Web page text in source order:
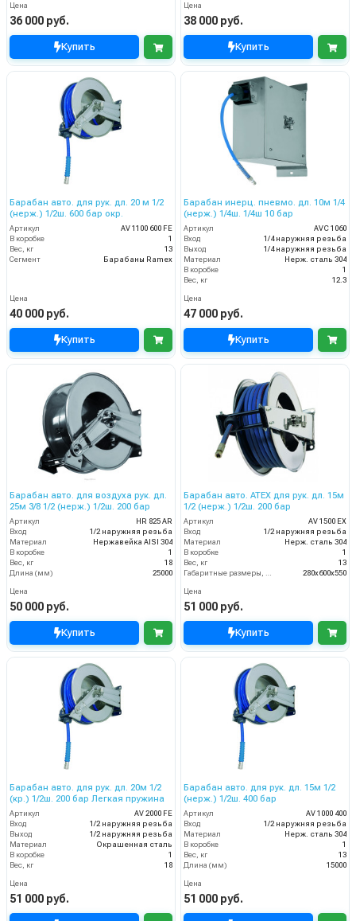
Цена
36 000 руб.
Купить
Цена
38 000 руб.
Купить
Барабан авто. для рук. дл. 20 м 1/2
(нерж.) 1/2ш. 600 бар окр.
Артикул
AV 1100 600 FE
В коробке
1
Вес, кг
13
Сегмент
Барабаны Ramex
Цена
40 000 руб.
Купить
Барабан инерц. пневмо. дл. 10м 1/4
(нерж.) 1/4ш. 1/4ш 10 бар
Артикул
AVC 1060
Вход
1/4 наружняя резьба
Выход
1/4 наружняя резьба
Материал
Нерж. сталь 304
В коробке
1
Вес, кг
12.3
Цена
47 000 руб.
Купить
Барабан авто. для воздуха рук. дл.
25м 3/8 1/2 (нерж.) 1/2ш. 200 бар
Артикул
HR 825 AR
Вход
1/2 наружняя резьба
Материал
Нержавейка AISI 304
В коробке
1
Вес, кг
18
Длина (мм)
25000
Цена
50 000 руб.
Купить
Барабан авто. ATEX для рук. дл. 15м
1/2 (нерж.) 1/2ш. 200 бар
Артикул
AV 1500 EX
Вход
1/2 наружняя резьба
Материал
Нерж. сталь 304
В коробке
1
Вес, кг
13
280x600x550
Цена
51 000 руб.
Купить
Барабан авто. для рук. дл. 20м 1/2
(кр.) 1/2ш. 200 бар Легкая пружина
Артикул
AV 2000 FE
Вход
1/2 наружняя резьба
Выход
1/2 наружняя резьба
Материал
Окрашенная сталь
В коробке
1
Вес, кг
18
Цена
51 000 руб.
Барабан авто. для рук. дл. 15м 1/2
(нерж.) 1/2ш. 400 бар
Артикул
AV 1000 400
Вход
1/2 наружняя резьба
Материал
Нерж. сталь 304
В коробке
1
Вес, кг
13
Длина (мм)
15000
Цена
51 000 руб.